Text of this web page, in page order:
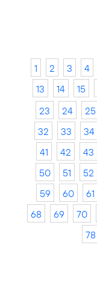
1 2 3 4
13
14 15
23
24 25
32
33 34
41
42 43
50
51 52
59
60 61
68
69 70
78